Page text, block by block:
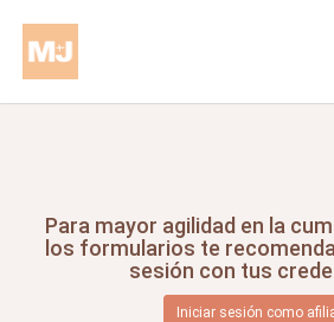
Para mayor agilidad en la
los formularios te
sesión con tus
Iniciar sesión como